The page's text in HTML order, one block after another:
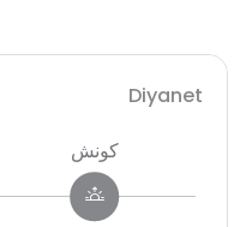
Diyanet
كونش